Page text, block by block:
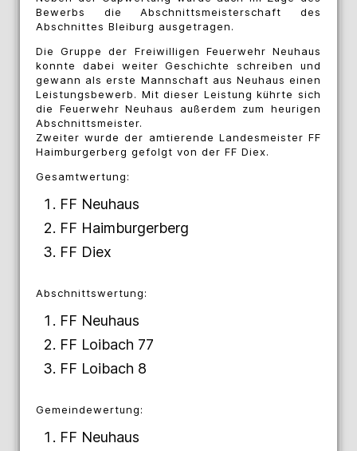
Bewerbs die Abschnittsmeisterschaft des
Abschnittes Bleiburg ausgetragen.
Die Gruppe der Freiwilligen Feuerwehr Neuhaus
konnte dabei weiter Geschichte schreiben und
gewann als erste Mannschaft aus Neuhaus einen
Leistungsbewerb. Mit dieser Leistung kührte sich
die Feuerwehr Neuhaus außerdem zum heurigen
Abschnittsmeister.
Zweiter wurde der amtierende Landesmeister FF
Haimburgerberg gefolgt von der FF Diex.
Gesamtwertung:
FF Neuhaus
FF Haimburgerberg
FF Diex
Abschnittswertung:
FF Neuhaus
FF Loibach 77
FF Loibach 8
Gemeindewertung:
FF Neuhaus